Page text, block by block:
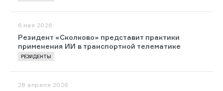
6 мая 2026
Резидент «Сколково» представит практики
применения ИИ в транспортной телематике
РЕЗИДЕНТЫ
28 апреля 2026